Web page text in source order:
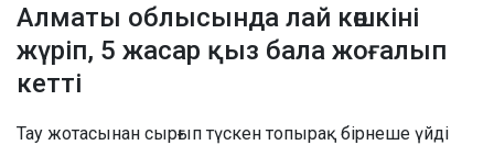
Алматы облысында лай көшкіні
жүріп, 5 жасар қыз бала жоғалып
кетті
Тау жотасынан сырғып түскен топырақ бірнеше үйді